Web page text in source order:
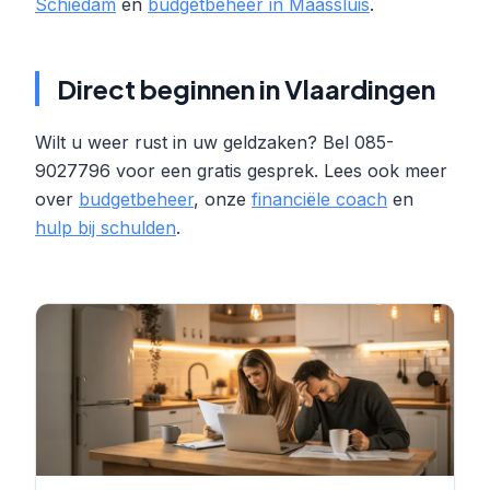
Schiedam en budgetbeheer in Maassluis.
Direct beginnen in Vlaardingen
Wilt u weer rust in uw geldzaken? Bel 085-
9027796 voor een gratis gesprek. Lees ook meer
over budgetbeheer, onze financiële coach en
hulp bij schulden.